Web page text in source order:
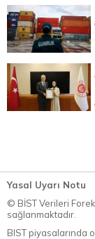
Yasal Uyarı Notu
© BİST Verileri
sağlanmaktadır.
BIST piyasalarında